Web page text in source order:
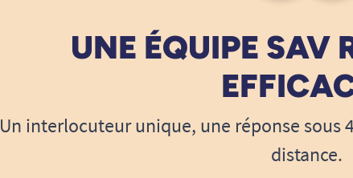
UNE ÉQUIPE SAV
Un interlocuteur unique, une réponse sous
distance.